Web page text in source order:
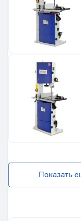
Показать